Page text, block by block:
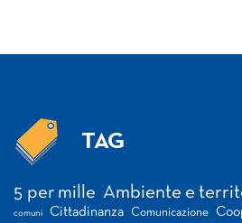
TAG
5 per mille Ambiente e
comuni Cittadinanza Comunicazione